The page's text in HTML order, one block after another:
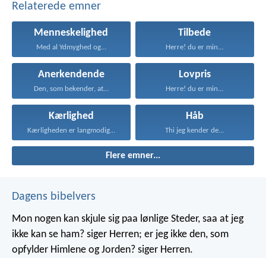
Relaterede emner
Menneskelighed
Med al Ydmyghed og...
Tilbede
Herre! du er min...
Anerkendende
Den, som bekender, at...
Lovpris
Herre! du er min...
Kærlighed
Kærligheden er langmodig, er...
Håb
Thi jeg kender de...
Flere emner...
Dagens bibelvers
Mon nogen kan skjule sig paa lønlige Steder, saa at jeg
ikke kan se ham? siger Herren; er jeg ikke den, som
opfylder Himlene og Jorden? siger Herren.